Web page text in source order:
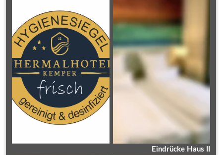
Eindrücke Haus II